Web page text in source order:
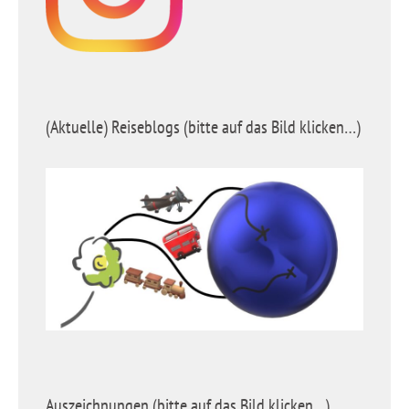
(Aktuelle) Reiseblogs (bitte auf das Bild klicken…)